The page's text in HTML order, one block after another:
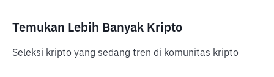
Temukan Lebih Banyak Kripto
Seleksi kripto yang sedang tren di komunitas kripto